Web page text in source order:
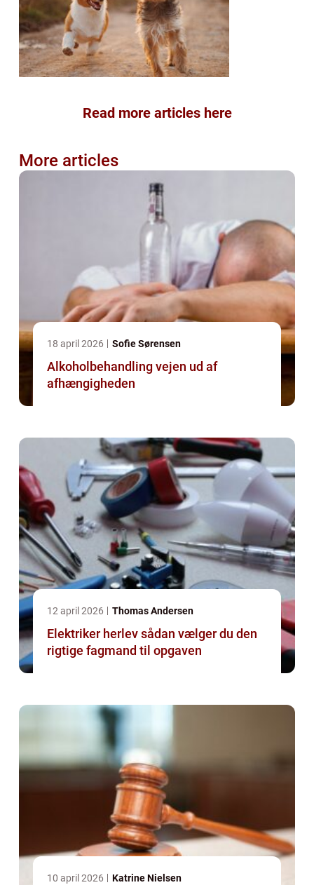
Read more articles here
More articles
18 april 2026 Sofie Sørensen
Alkoholbehandling vejen ud af
afhængigheden
12 april 2026 Thomas Andersen
Elektriker herlev sådan vælger du den
rigtige fagmand til opgaven
10 april 2026 Katrine Nielsen